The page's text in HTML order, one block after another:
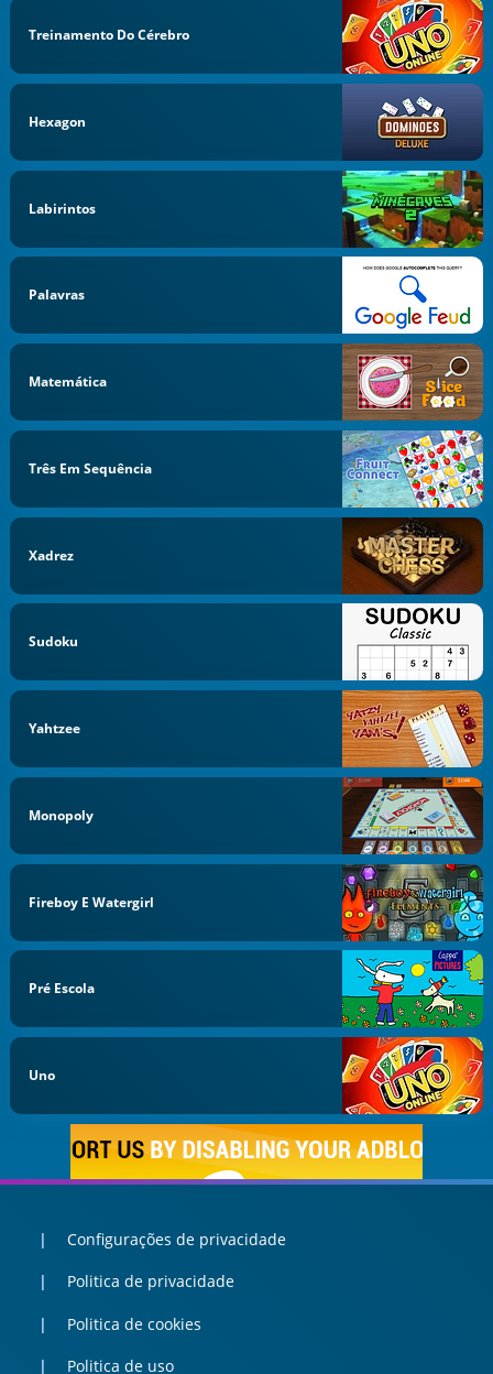
Treinamento Do Cérebro
Hexagon
Labirintos
Palavras
Matemática
Três Em Sequência
Xadrez
Sudoku
Yahtzee
Monopoly
Fireboy E Watergirl
Pré Escola
Uno
Configurações de privacidade
Politica de privacidade
Politica de cookies
Politica de uso